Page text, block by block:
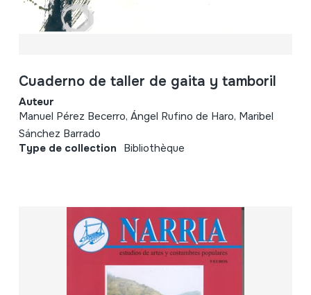
Cuaderno de taller de gaita y tamboril
Auteur
Manuel Pérez Becerro, Ángel Rufino de Haro, Maribel
Sánchez Barrado
Type de collection Bibliothèque